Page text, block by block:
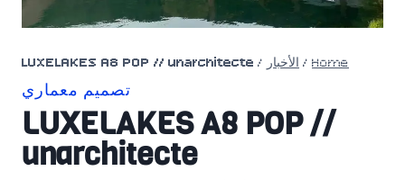
Home
/ الأخبار /
LUXELAKES A8 POP // unarchitecte
تصميم معماري
LUXELAKES A8 POP //
unarchitecte